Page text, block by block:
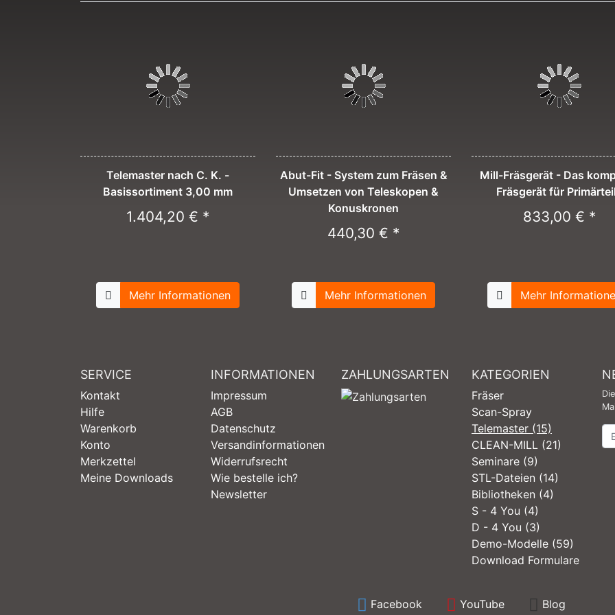
Telemaster nach C. K. -
Basissortiment 3,00 mm
1.404,20 € *
Mehr Informationen
Abut-Fit - System zum Fräsen &
Umsetzen von Teleskopen &
Konuskronen
440,30 € *
Mehr Informationen
Mill-Fräsgerät - Das
Fräsgerät für
833,00 € *
Mehr
SERVICE
Kontakt
Hilfe
Warenkorb
Konto
Merkzettel
Meine Downloads
INFORMATIONEN
Impressum
AGB
Datenschutz
Versandinformationen
Widerrufsrecht
Wie bestelle ich?
Newsletter
ZAHLUNGSARTEN KATEGORIEN
Fräser
Scan-Spray
Telemaster (15)
CLEAN-MILL (21)
Seminare (9)
STL-Dateien (14)
Bibliotheken (4)
S - 4 You (4)
D - 4 You (3)
Demo-Modelle (59)
Download Formulare
Facebook YouTube Blog